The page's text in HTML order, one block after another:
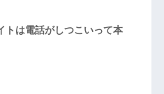
トは電話がしつこいって本